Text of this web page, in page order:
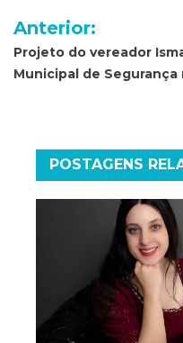
Navegação
de
Post
Anterior:
Projeto do vereador
Municipal de Segurança
POSTAGENS